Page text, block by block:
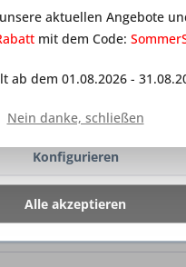
Neuigkeit oder Aktion mehr
Küchen - Shop.
die
aktuellen Angebote
mit dem Code:
ab dem 01.08.2026 -
Nein danke, schließen
vereinfachen sollen,
nur mit Ihrer Zustimmung
Ablehnen
Konfigurieren
Alle akzeptieren